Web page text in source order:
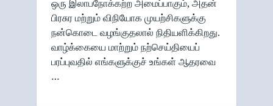
ஒரு இலாபநோக்கற்ற அமைப்பாகும், அதன்
பிரசுர மற்றும் விநியோக முயற்சிகளுக்கு
நன்கொடை வழங்குதலால் நிதியளிக்கிறது.
வாழ்க்கையை மாற்றும் நற்செய்தியைப்
பரப்புவதில் எங்களுக்குச் உங்கள் ஆதரவை
…